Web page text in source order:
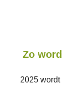
Zo
2025